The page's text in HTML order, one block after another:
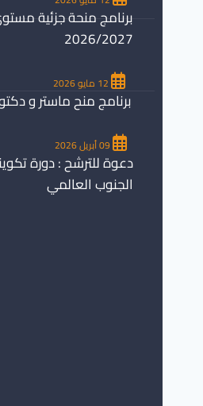
2026/2027
برنامج منح ماستر و دكتوراه
دعوة للترشح : دورة
الجنوب العالمي